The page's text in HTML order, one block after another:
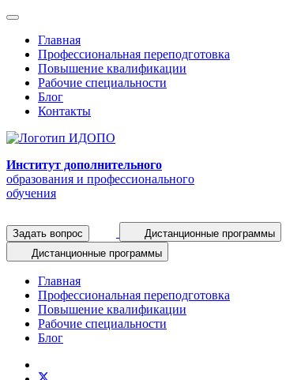
Главная
Профессиональная переподготовка
Повышение квалификации
Рабочие специальности
Блог
Контакты
Институт дополнительного
образования и профессионального
обучения
Задать вопрос
Дистанционные программы
Дистанционные программы
Главная
Профессиональная переподготовка
Повышение квалификации
Рабочие специальности
Блог